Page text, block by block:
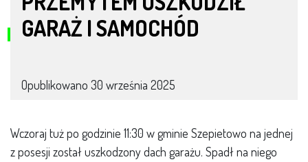
GARAŻ I SAMOCHÓD
Opublikowano 30 września 2025
Wczoraj tuż po godzinie 11:30 w gminie Szepietowo na jednej
z posesji został uszkodzony dach garażu. Spadł na niego